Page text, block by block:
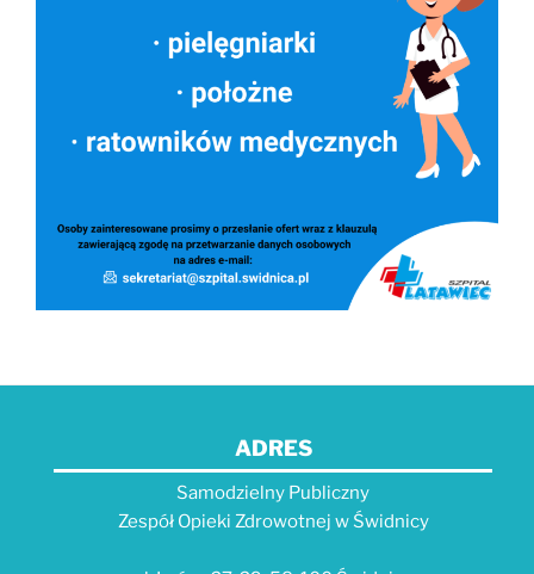
ADRES
Samodzielny Publiczny
Zespół Opieki Zdrowotnej w Świdnicy